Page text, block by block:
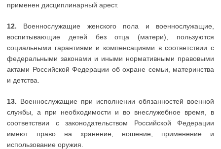
применен дисциплинарный арест.
12. Военнослужащие женского пола и военнослужащие,
воспитывающие детей без отца (матери), пользуются
социальными гарантиями и компенсациями в соответствии с
федеральными законами и иными нормативными правовыми
актами Российской Федерации об охране семьи, материнства
и детства.
13. Военнослужащие при исполнении обязанностей военной
службы, а при необходимости и во внеслужебное время, в
соответствии с законодательством Российской Федерации
имеют право на хранение, ношение, применение и
использование оружия.